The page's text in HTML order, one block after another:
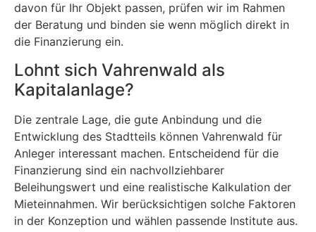
davon für Ihr Objekt passen, prüfen wir im Rahmen
der Beratung und binden sie wenn möglich direkt in
die Finanzierung ein.
Lohnt sich Vahrenwald als
Kapitalanlage?
Die zentrale Lage, die gute Anbindung und die
Entwicklung des Stadtteils können Vahrenwald für
Anleger interessant machen. Entscheidend für die
Finanzierung sind ein nachvollziehbarer
Beleihungswert und eine realistische Kalkulation der
Mieteinnahmen. Wir berücksichtigen solche Faktoren
in der Konzeption und wählen passende Institute aus.